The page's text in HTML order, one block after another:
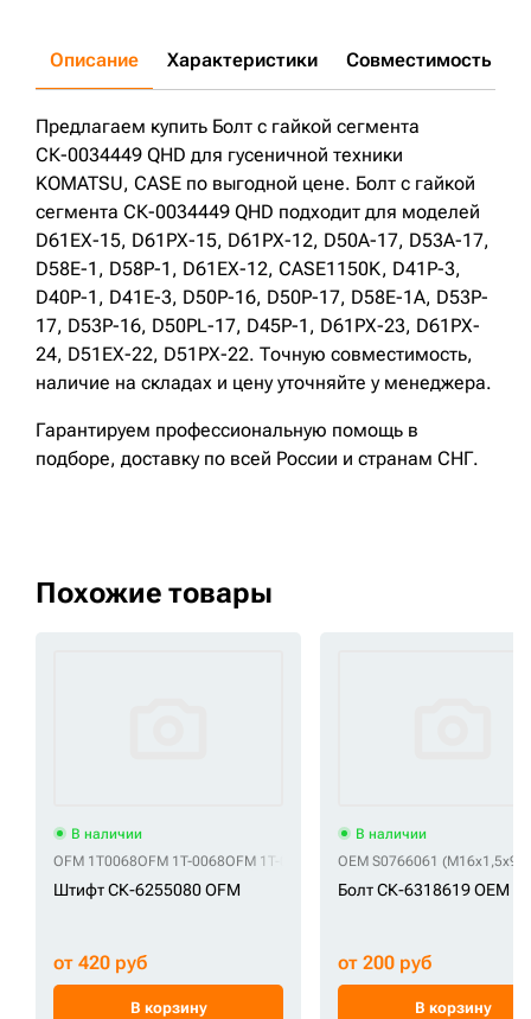
Описание Характеристики Совместимость
Предлагаем купить Болт с гайкой сегмента
СК-0034449 QHD для гусеничной техники
KOMATSU, CASE по выгодной цене. Болт с гайкой
сегмента СК-0034449 QHD подходит для моделей
D61EX-15, D61PX-15, D61PX-12, D50A-17, D53A-17,
D58E-1, D58P-1, D61EX-12, CASE1150K, D41P-3,
D40P-1, D41E-3, D50P-16, D50P-17, D58E-1A, D53P-
17, D53P-16, D50PL-17, D45P-1, D61PX-23, D61PX-
24, D51EX-22, D51PX-22. Точную совместимость,
наличие на складах и цену уточняйте у менеджера.
Гарантируем профессиональную помощь в
подборе, доставку по всей России и странам СНГ.
Похожие товары
В наличии
OFM 1T0068OFM 1T-0068OFM 1T-0068-6
Штифт СК-6255080 OFM
от 420 руб
В корзину
В наличии
OEM S0766061 (M16x1,5x90)
Болт СК-6318619 OEM
от 200 руб
В корзину